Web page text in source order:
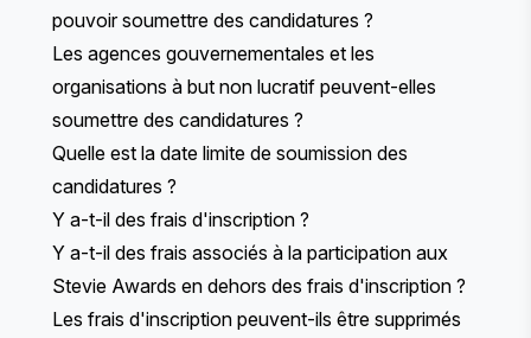
pouvoir soumettre des candidatures ?
Les agences gouvernementales et les
organisations à but non lucratif peuvent-elles
soumettre des candidatures ?
Quelle est la date limite de soumission des
candidatures ?
Y a-t-il des frais d'inscription ?
Y a-t-il des frais associés à la participation aux
Stevie Awards en dehors des frais d'inscription ?
Les frais d'inscription peuvent-ils être supprimés